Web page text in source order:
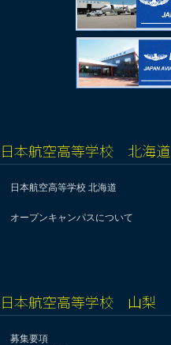
日本航空高等学校 北海道
日本航空高等学校 北海道
オープンキャンパスについて
日本航空高等学校 山梨
募集要項